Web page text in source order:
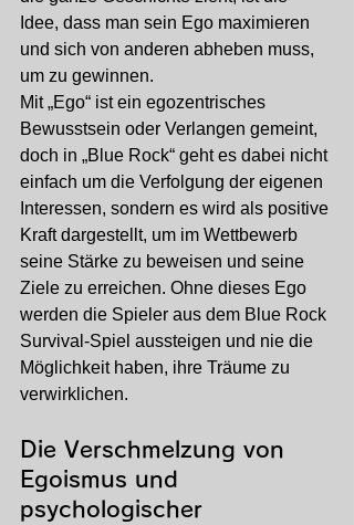
Idee, dass man sein Ego maximieren
und sich von anderen abheben muss,
um zu gewinnen.
Mit „Ego“ ist ein egozentrisches
Bewusstsein oder Verlangen gemeint,
doch in „Blue Rock“ geht es dabei nicht
einfach um die Verfolgung der eigenen
Interessen, sondern es wird als positive
Kraft dargestellt, um im Wettbewerb
seine Stärke zu beweisen und seine
Ziele zu erreichen. Ohne dieses Ego
werden die Spieler aus dem Blue Rock
Survival-Spiel aussteigen und nie die
Möglichkeit haben, ihre Träume zu
verwirklichen.
Die Verschmelzung von
Egoismus und
psychologischer